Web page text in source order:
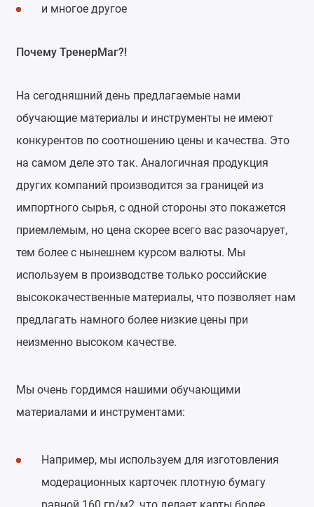
и многое другое
Почему ТренерМаг?!
На сегодняшний день предлагаемые нами
обучающие материалы и инструменты не имеют
конкурентов по соотношению цены и качества. Это
на самом деле это так. Аналогичная продукция
других компаний производится за границей из
импортного сырья, с одной стороны это покажется
приемлемым, но цена скорее всего вас разочарует,
тем более с нынешнем курсом валюты. Мы
используем в производстве только российские
высококачественные материалы, что позволяет нам
предлагать намного более низкие цены при
неизменно высоком качестве.
Мы очень гордимся нашими обучающими
материалами и инструментами:
Например, мы используем для изготовления
модерационных карточек плотную бумагу